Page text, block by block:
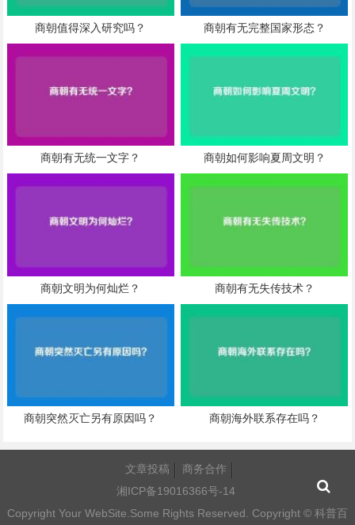
商朝值得深入研究吗？ 商朝有无完整国家形态？
商朝有无统一文字？ 商朝如何影响夏周文明？
商朝文明为何灿烂？ 商朝有无失传技术？
商朝突然灭亡另有原因吗？ 商朝海外联系存在吗？
文章投稿
商务合作
湘ICP备19016366号-14
Copyright Your WebSite.Some Rights Reserved. Copyright © 科普百